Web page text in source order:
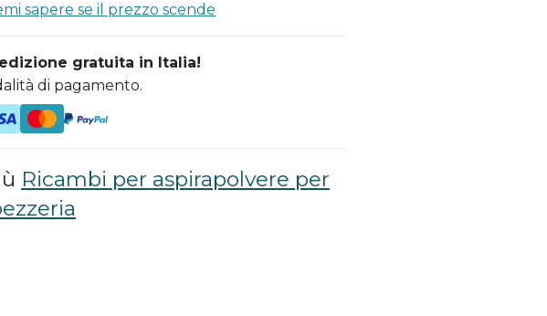
sapere se il prezzo scende
gratuita in Italia!
di pagamento.
Ricambi per aspirapolvere per